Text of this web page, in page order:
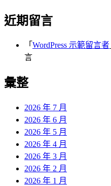
近期留言
「 WordPress 示範留言者
言
彙整
2026 年 7 月
2026 年 6 月
2026 年 5 月
2026 年 4 月
2026 年 3 月
2026 年 2 月
2026 年 1 月